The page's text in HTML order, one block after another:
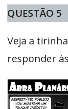
QUESTÃO 5
Veja a
responder